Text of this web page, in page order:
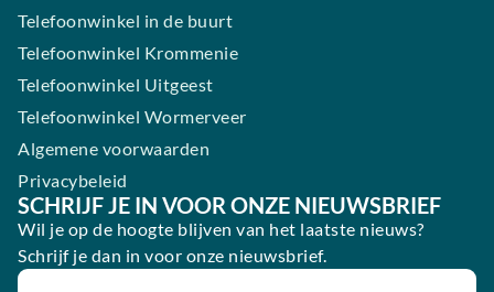
Telefoonwinkel in de buurt
Telefoonwinkel Krommenie
Telefoonwinkel Uitgeest
Telefoonwinkel Wormerveer
Algemene voorwaarden
Privacybeleid
SCHRIJF JE IN VOOR ONZE NIEUWSBRIEF
Wil je op de hoogte blijven van het laatste nieuws?
Schrijf je dan in voor onze nieuwsbrief.